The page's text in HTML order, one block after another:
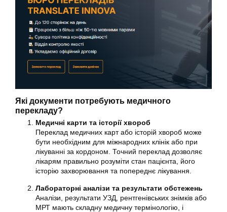
Які документи потребують медичного
перекладу?
Медичні карти та історії хвороб
Переклад медичних карт або історій хвороб може
бути необхідним для міжнародних клінік або при
лікуванні за кордоном. Точний переклад дозволяє
лікарям правильно розуміти стан пацієнта, його
історію захворювання та попереднє лікування.
Лабораторні аналізи та результати обстежень
Аналізи, результати УЗД, рентгенівських знімків або
МРТ мають складну медичну термінологію, і